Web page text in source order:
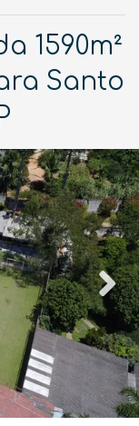
1590m²
Santo